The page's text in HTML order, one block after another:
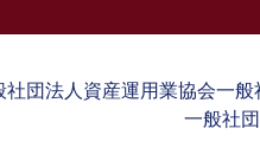
社団法人資産運用業協会一般
一般社